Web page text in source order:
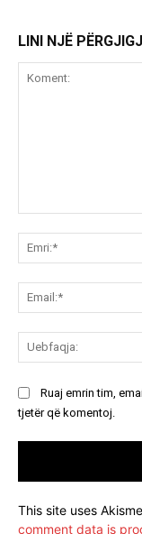
LINI NJË
Ruaj emrin tim,
tjetër që komentoj.
This site uses
comment data is